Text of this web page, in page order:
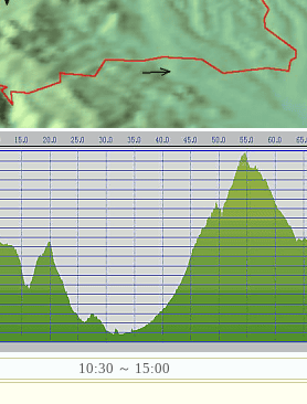
10:30 ～ 15:00